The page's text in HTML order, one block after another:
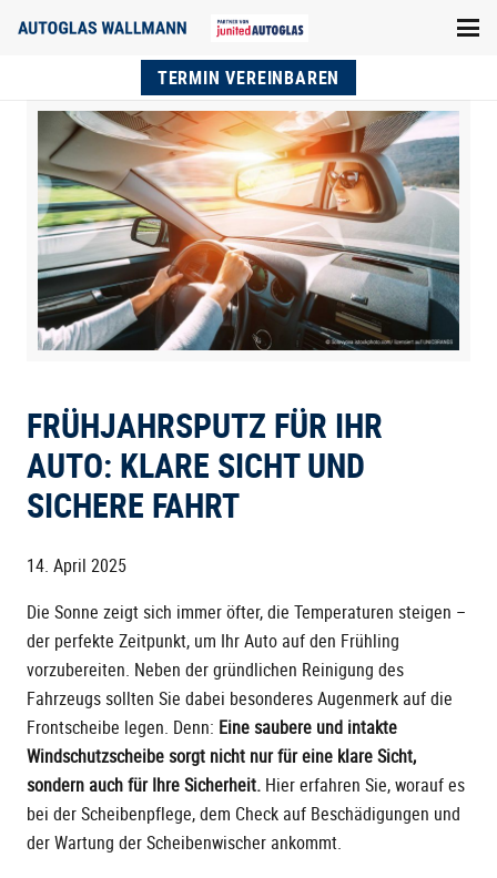
TERMIN VEREINBAREN
FRÜHJAHRSPUTZ FÜR IHR
AUTO: KLARE SICHT UND
SICHERE FAHRT
14. April 2025
Die Sonne zeigt sich immer öfter, die Temperaturen steigen –
der perfekte Zeitpunkt, um Ihr Auto auf den Frühling
vorzubereiten. Neben der gründlichen Reinigung des
Fahrzeugs sollten Sie dabei besonderes Augenmerk auf die
Frontscheibe legen. Denn: Eine saubere und intakte
Windschutzscheibe sorgt nicht nur für eine klare Sicht,
sondern auch für Ihre Sicherheit. Hier erfahren Sie, worauf es
bei der Scheibenpflege, dem Check auf Beschädigungen und
der Wartung der Scheibenwischer ankommt.